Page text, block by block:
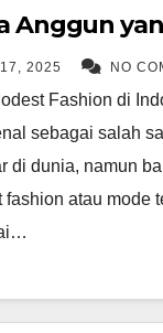
Anggun
2025 NO
Fashion di
sebagai salah
di dunia, namun
fashion atau mode